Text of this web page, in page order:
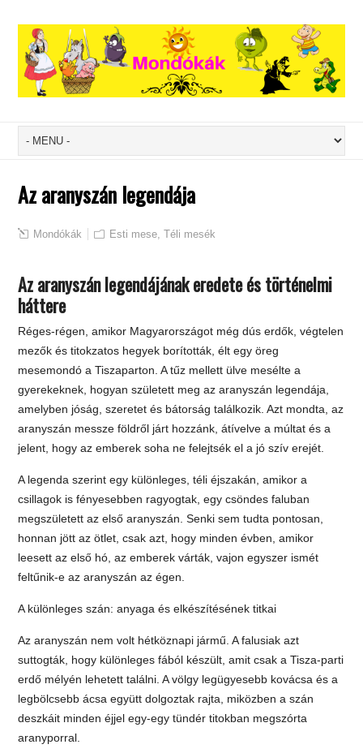
Az aranyszán legendája
Mondókák Esti mese ,Téli mesék
Az aranyszán legendájának eredete és történelmi
háttere
Réges-régen, amikor Magyarországot még dús erdők, végtelen
mezők és titokzatos hegyek borították, élt egy öreg
mesemondó a Tiszaparton. A tűz mellett ülve mesélte a
gyerekeknek, hogyan született meg az aranyszán legendája,
amelyben jóság, szeretet és bátorság találkozik. Azt mondta, az
aranyszán messze földről járt hozzánk, átívelve a múltat és a
jelent, hogy az emberek soha ne felejtsék el a jó szív erejét.
A legenda szerint egy különleges, téli éjszakán, amikor a
csillagok is fényesebben ragyogtak, egy csöndes faluban
megszületett az első aranyszán. Senki sem tudta pontosan,
honnan jött az ötlet, csak azt, hogy minden évben, amikor
leesett az első hó, az emberek várták, vajon egyszer ismét
feltűnik-e az aranyszán az égen.
A különleges szán: anyaga és elkészítésének titkai
Az aranyszán nem volt hétköznapi jármű. A falusiak azt
suttogták, hogy különleges fából készült, amit csak a Tisza-parti
erdő mélyén lehetett találni. A völgy legügyesebb kovácsa és a
legbölcsebb ácsa együtt dolgoztak rajta, miközben a szán
deszkáit minden éjjel egy-egy tündér titokban megszórta
aranyporral.